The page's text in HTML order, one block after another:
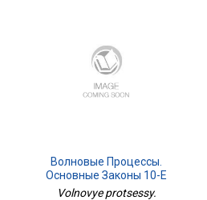
Волновые Процессы.
Основные Законы 10-Е
Изд.
Volnovye protsessy.